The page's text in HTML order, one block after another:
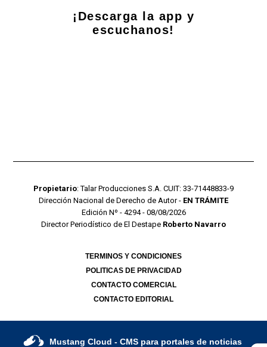
¡Descarga la app y
escuchanos!
Propietario: Talar Producciones S.A. CUIT: 33-71448833-9
Dirección Nacional de Derecho de Autor - EN TRÁMITE
Edición Nº - 4294 - 08/08/2026
Director Periodístico de El Destape Roberto Navarro
TERMINOS Y CONDICIONES
POLITICAS DE PRIVACIDAD
CONTACTO COMERCIAL
CONTACTO EDITORIAL
Mustang Cloud - CMS para portales de noticias